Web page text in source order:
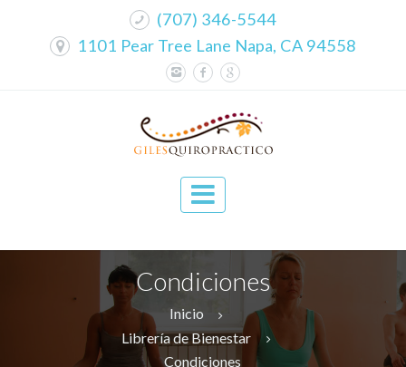
(707) 346-5544
1101 Pear Tree Lane Napa, CA 94558
Condiciones
Inicio
Librería de Bienestar
Condiciones